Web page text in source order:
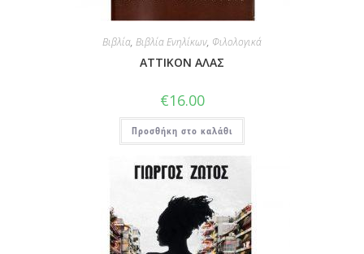
Βιβλία, Βιβλία Ενηλίκων, Φιλολογικά
ΑΤΤΙΚΟΝ ΑΛΑΣ
€16.00
Προσθήκη στο καλάθι